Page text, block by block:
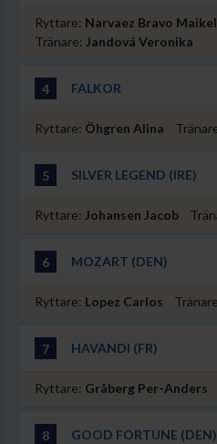
Ryttare: Narvaez Bravo Maikel
Tränare: Jandová Veronika
4 FALKOR
Ryttare: Öhgren Alina
5 SILVER LEGEND (IRE)
Ryttare: Johansen Jacob
6 MOZART (DEN)
Ryttare: Lopez Carlos
7 HAVANDI (FR)
Ryttare: Gråberg Per-Anders
8 GOOD FORTUNE (DEN)